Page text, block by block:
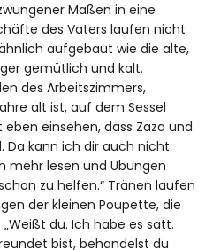
Maßen in eine
des Vaters laufen nicht
aufgebaut wie die alte,
gemütlich und kalt.
des Arbeitszimmers,
alt ist, auf dem Sessel
eben einsehen, dass Zaza und
Da kann ich dir auch nicht
mehr lesen und Übungen
zu helfen.“ Tränen laufen
der kleinen Poupette, die
du. Ich habe es satt.
bist, behandelst du